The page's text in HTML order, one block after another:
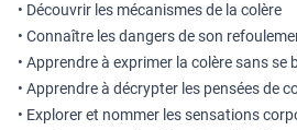
• Découvrir les mécanismes de la colère
• Connaître les dangers de son
• Apprendre à exprimer la colère sans se
• Apprendre à décrypter les pensées de
• Explorer et nommer les sensations